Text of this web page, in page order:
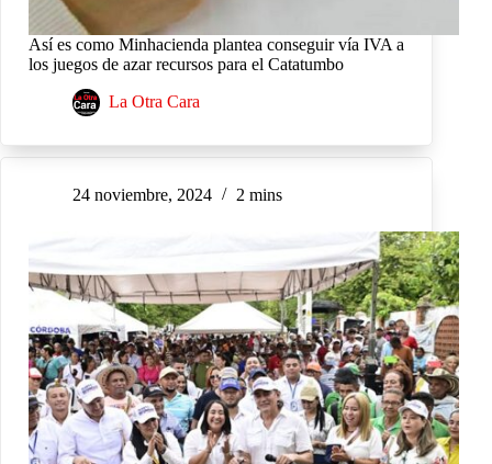
Así es como Minhacienda plantea conseguir vía IVA a
los juegos de azar recursos para el Catatumbo
La Otra Cara
24 noviembre, 2024 2 mins